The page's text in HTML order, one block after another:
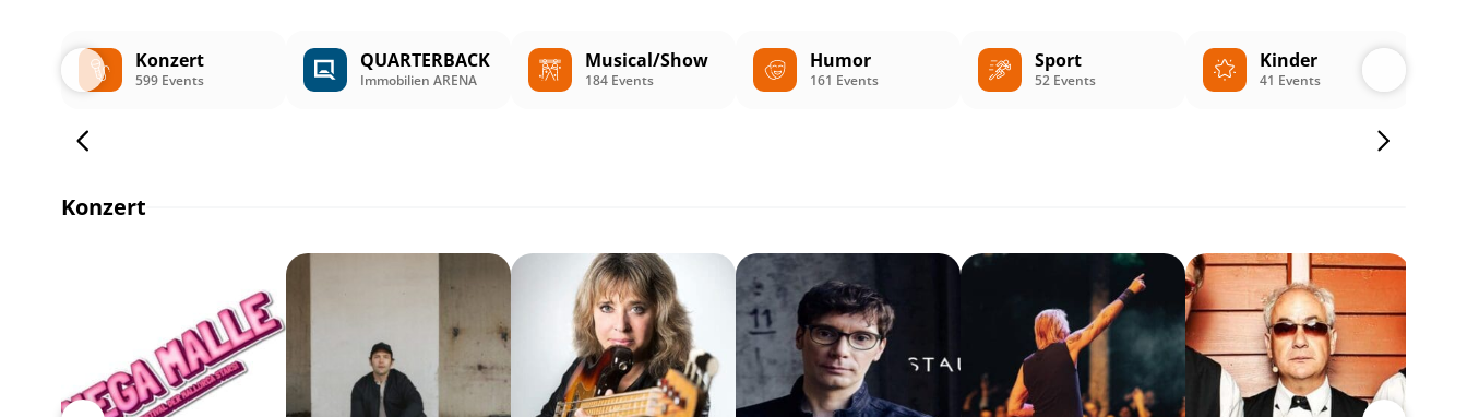
Konzert
599 Events
QUARTERBACK
Immobilien ARENA
Musical/Show
184 Events
Humor
161 Events
Sport
52 Events
Kinder
41 Events
Konzert